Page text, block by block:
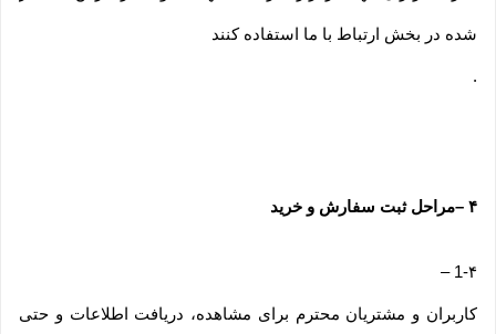
شده در بخش ارتباط با ما استفاده کنند
.
۴ –مراحل ثبت سفارش و خرید
1-۴ –
کاربران و مشتریان محترم برای مشاهده، دریافت اطلاعات و حتی